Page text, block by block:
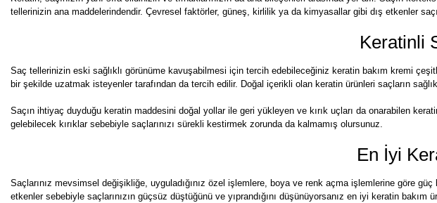
tellerinizin ana maddelerindendir. Çevresel faktörler, güneş, kirlilik ya da kimyasallar gibi dış etkenler
Keratinli
Saç tellerinizin eski sağlıklı görünüme kavuşabilmesi için tercih edebileceğiniz keratin bakım kremi
bir şekilde uzatmak isteyenler tarafından da tercih edilir. Doğal içerikli olan keratin ürünleri saçların
Saçın ihtiyaç duyduğu keratin maddesini doğal yollar ile geri yükleyen ve kırık uçları da onarabilen
gelebilecek kırıklar sebebiyle saçlarınızı sürekli kestirmek zorunda da kalmamış olursunuz.
En İyi
Saçlarınız mevsimsel değişikliğe, uyguladığınız özel işlemlere, boya ve renk açma işlemlerine göre
etkenler sebebiyle saçlarınızın güçsüz düştüğünü ve yıprandığını düşünüyorsanız en iyi keratin